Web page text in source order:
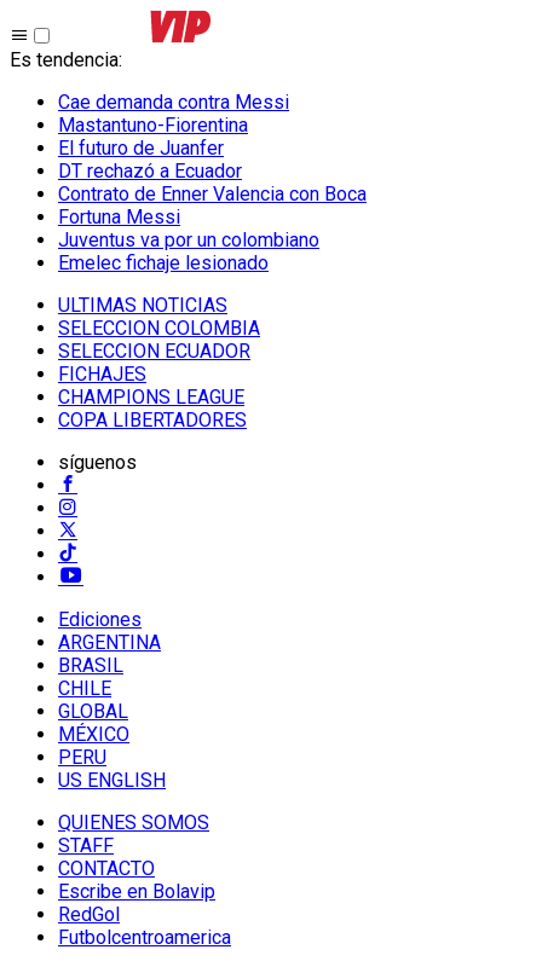
Es tendencia:
Cae demanda contra Messi
Mastantuno-Fiorentina
El futuro de Juanfer
DT rechazó a Ecuador
Contrato de Enner Valencia con Boca
Fortuna Messi
Juventus va por un colombiano
Emelec fichaje lesionado
ULTIMAS NOTICIAS
SELECCION COLOMBIA
SELECCION ECUADOR
FICHAJES
CHAMPIONS LEAGUE
COPA LIBERTADORES
síguenos
Ediciones
ARGENTINA
BRASIL
CHILE
GLOBAL
MÉXICO
PERU
US ENGLISH
QUIENES SOMOS
STAFF
CONTACTO
Escribe en Bolavip
RedGol
Futbolcentroamerica